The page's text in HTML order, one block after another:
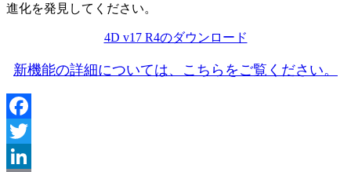
進化を発見してください。
4D v17 R4のダウンロード
新機能の詳細については、こちらをご覧ください。
Facebook
Twitter